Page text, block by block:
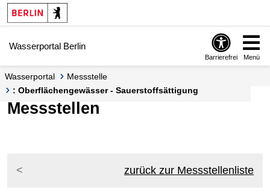
Springe zur Navigation
Springe zum Inhalt
Wasserportal Berlin
Barrierefrei Menü
Wasserportal
Messstelle
: Oberflächengewässer - Sauerstoffsättigung
Messstellen
zurück zur Messstellenliste